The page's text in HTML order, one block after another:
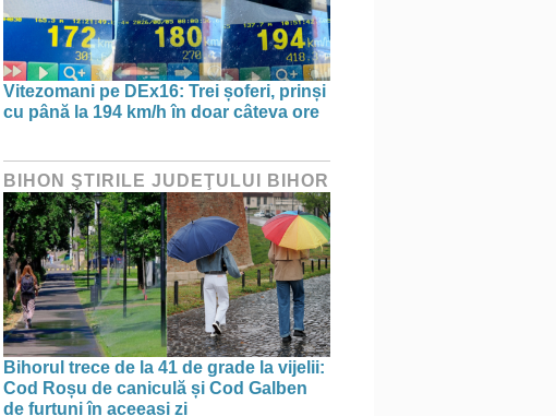
Vitezomani pe DEx16: Trei șoferi, prinși
cu până la 194 km/h în doar câteva ore
BIHON ŞTIRILE JUDEŢULUI BIHOR
Bihorul trece de la 41 de grade la vijelii:
Cod Roșu de caniculă și Cod Galben
de furtuni în aceeași zi